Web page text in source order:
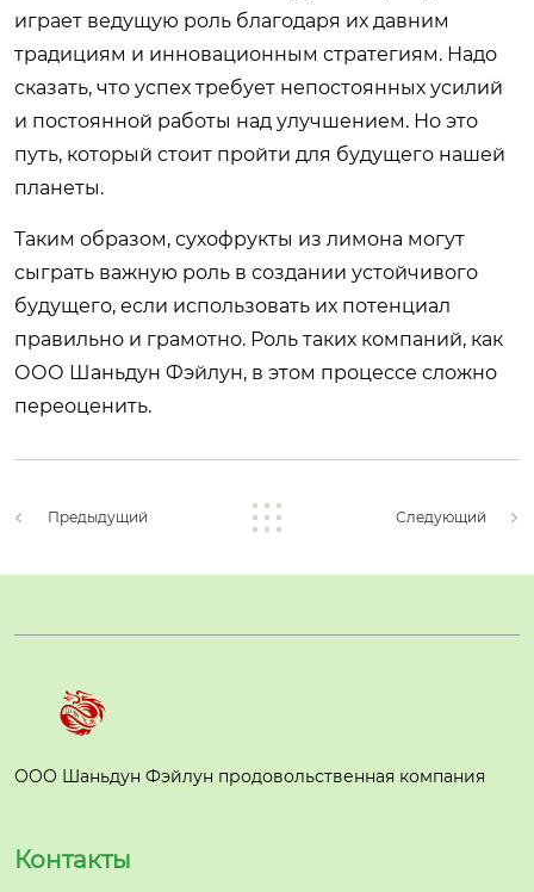
играет ведущую роль благодаря их давним
традициям и инновационным стратегиям. Надо
сказать, что успех требует непостоянных усилий
и постоянной работы над улучшением. Но это
путь, который стоит пройти для будущего нашей
планеты.
Таким образом, сухофрукты из лимона могут
сыграть важную роль в создании устойчивого
будущего, если использовать их потенциал
правильно и грамотно. Роль таких компаний, как
ООО Шаньдун Фэйлун, в этом процессе сложно
переоценить.
Предыдущий Следующий
ООО Шаньдун Фэйлун продовольственная компания
Контакты